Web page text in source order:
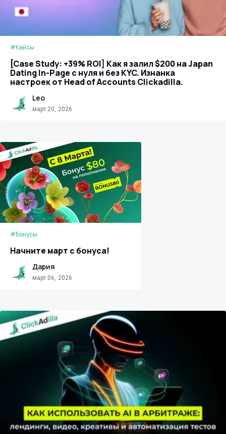
#Кейсы
[Case Study: +39% ROI] Как я залил $200 на Japan
Dating In-Page с нуля и без KYC. Изнанка
настроек от Head of Accounts Clickadilla.
Leo
март 20, 2026
#Бонусы
Начните март с бонуса!
Дария
март 06, 2026